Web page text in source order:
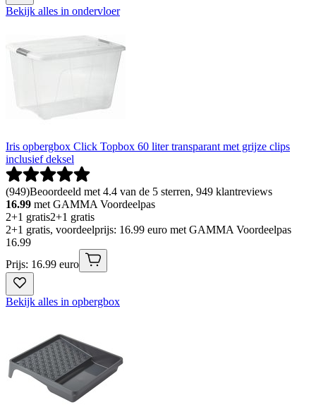
Bekijk alles in ondervloer
Iris opbergbox Click Topbox 60 liter transparant met grijze clips
inclusief deksel
(949)Beoordeeld met 4.4 van de 5 sterren, 949 klantreviews
16.99 met GAMMA Voordeelpas
2+1 gratis2+1 gratis
2+1 gratis, voordeelprijs: 16.99 euro met GAMMA Voordeelpas
16.99
Prijs: 16.99 euro
Bekijk alles in opbergbox